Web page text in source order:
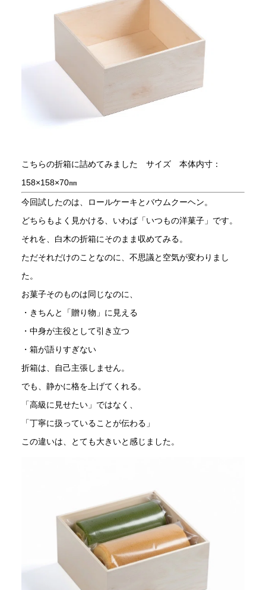
こちらの折箱に詰めてみました サイズ 本体内寸：
158×158×70㎜
今回試したのは、ロールケーキとバウムクーヘン。
どちらもよく見かける、いわば「いつもの洋菓子」です。
それを、白木の折箱にそのまま収めてみる。
ただそれだけのことなのに、不思議と空気が変わりまし
た。
お菓子そのものは同じなのに、
・きちんと「贈り物」に見える
・中身が主役として引き立つ
・箱が語りすぎない
折箱は、自己主張しません。
でも、静かに格を上げてくれる。
「高級に見せたい」ではなく、
「丁寧に扱っていることが伝わる」
この違いは、とても大きいと感じました。